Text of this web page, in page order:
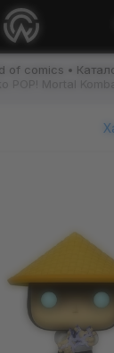
of comics
POP! Mortal